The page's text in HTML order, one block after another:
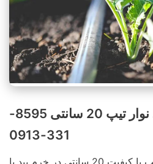
نوار تیپ خرم‌ بید نوار تیپ 20 سانتی 8595-
331-0913
اترک دریپ با کیفیت 20 سانتی در خرم‌ بید با